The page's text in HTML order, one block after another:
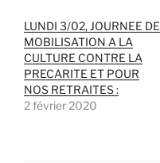
LUNDI 3/02, JOURNEE DE
MOBILISATION A LA
CULTURE CONTRE LA
PRECARITE ET POUR
NOS RETRAITES :
2 février 2020